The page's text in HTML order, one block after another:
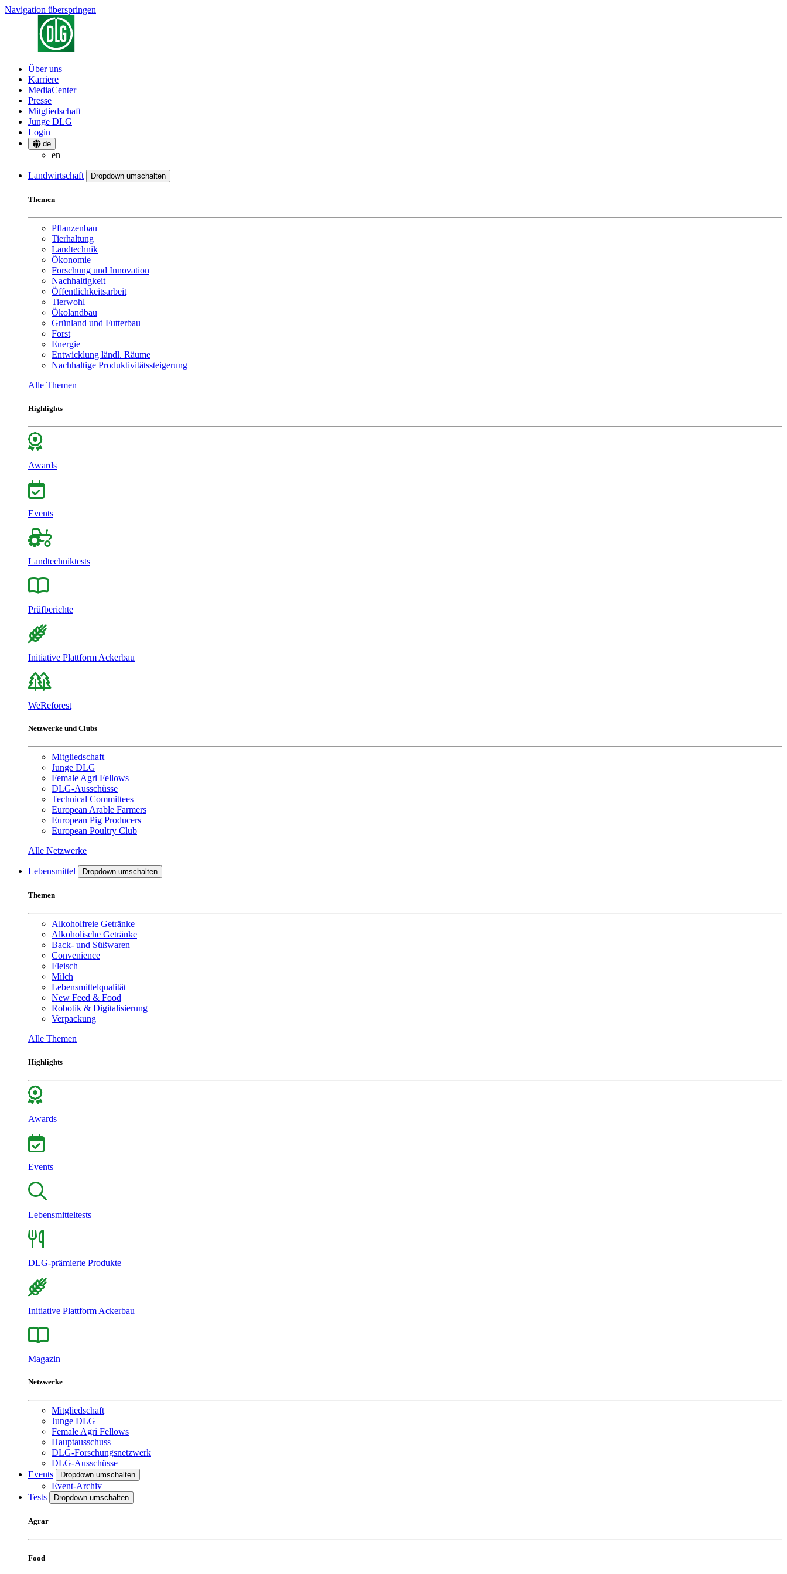
Navigation überspringen
Über uns
Karriere
MediaCenter
Presse
Mitgliedschaft
Junge DLG
Login
de
en
Landwirtschaft Dropdown umschalten
Themen
Pflanzenbau
Tierhaltung
Landtechnik
Ökonomie
Forschung und Innovation
Nachhaltigkeit
Öffentlichkeitsarbeit
Tierwohl
Ökolandbau
Grünland und Futterbau
Forst
Energie
Entwicklung ländl. Räume
Nachhaltige Produktivitätssteigerung
Alle Themen
Highlights
Awards
Events
Landtechniktests
Prüfberichte
Initiative Plattform Ackerbau
WeReforest
Netzwerke und Clubs
Mitgliedschaft
Junge DLG
Female Agri Fellows
DLG-Ausschüsse
Technical Committees
European Arable Farmers
European Pig Producers
European Poultry Club
Alle Netzwerke
Lebensmittel Dropdown umschalten
Themen
Alkoholfreie Getränke
Alkoholische Getränke
Back- und Süßwaren
Convenience
Fleisch
Milch
Lebensmittelqualität
New Feed & Food
Robotik & Digitalisierung
Verpackung
Alle Themen
Highlights
Awards
Events
Lebensmitteltests
DLG-prämierte Produkte
Initiative Plattform Ackerbau
Magazin
Netzwerke
Mitgliedschaft
Junge DLG
Female Agri Fellows
Hauptausschuss
DLG-Forschungsnetzwerk
DLG-Ausschüsse
Events
Dropdown umschalten
Event-Archiv
Tests
Dropdown umschalten
Agrar
Food